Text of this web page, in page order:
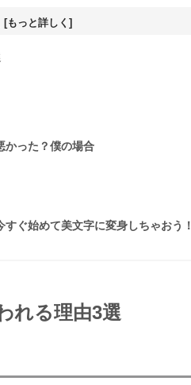
かった？僕の場合
ぐ始めて美文字に変身しちゃおう！
れる理由3選